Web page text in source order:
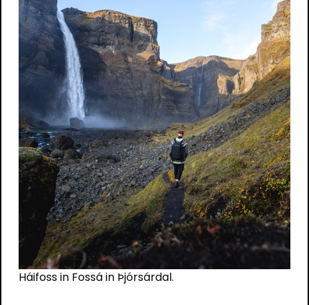
Háifoss in Fossá in Þjórsárdal.